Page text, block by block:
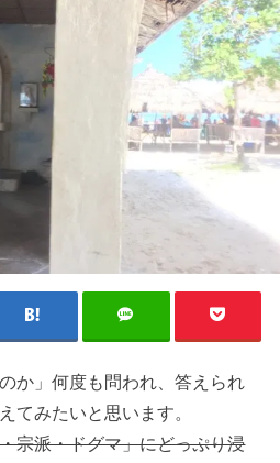
か」何度も問われ、答えられ
てみたいと思います。
宗派・ドグマ」にどっぷり浸